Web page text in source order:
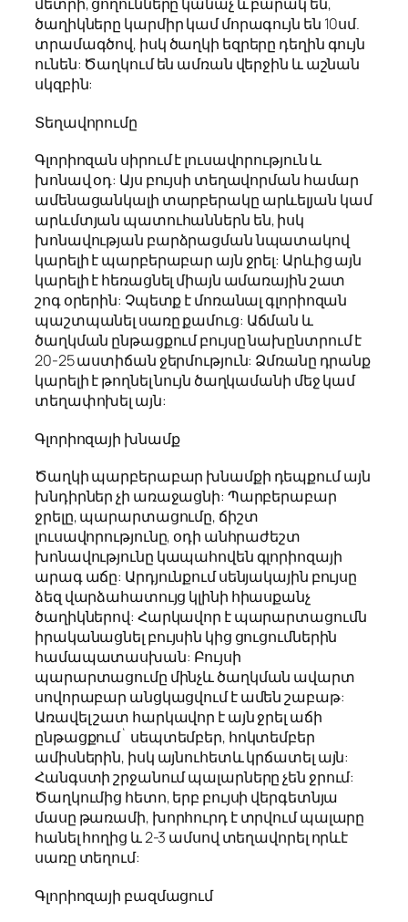
ծաղիկները կարմիր կամ մորագույն են 10սմ.
տրամագծով, իսկ ծաղկի եզրերը դեղին գույն
ունեն: Ծաղկում են ամռան վերջին և աշնան
սկզբին:
Տեղավորումը
Գլորիոզան սիրում է լուսավորություն և
խոնավ օդ: Այս բույսի տեղավորման համար
ամենացանկալի տարբերակը արևելյան կամ
արևմտյան պատուհաններն են, իսկ
խոնավության բարձրացման նպատակով
կարելի է պարբերաբար այն ջրել: Արևից այն
կարելի է հեռացնել միայն ամառային շատ
շոգ օրերին: Չպետք է մոռանալ գլորիոզան
պաշտպանել սառը քամուց: Աճման և
ծաղկման ընթացքում բույսը նախընտրում է
20-25 աստիճան ջերմություն: Ձմռանը դրանք
կարելի է թողնել նույն ծաղկամանի մեջ կամ
տեղափոխել այն:
Գլորիոզայի խնամք
Ծաղկի պարբերաբար խնամքի դեպքում այն
խնդիրներ չի առաջացնի: Պարբերաբար
ջրելը, պարարտացումը, ճիշտ
լուսավորությունը, օդի անհրաժեշտ
խոնավությունը կապահովեն գլորիոզայի
արագ աճը: Արդյունքում սենյակային բույսը
ձեզ վարձահատույց կլինի հիասքանչ
ծաղիկներով: Հարկավոր է պարարտացումն
իրականացնել բույսին կից ցուցումներին
համապատասխան: Բույսի
պարարտացումը մինչև ծաղկման ավարտ
սովորաբար անցկացվում է ամեն շաբաթ:
Առավել շատ հարկավոր է այն ջրել աճի
ընթացքում` սեպտեմբեր, հոկտեմբեր
ամիսներին, իսկ այնուհետև կրճատել այն:
Հանգստի շրջանում պալարները չեն ջրում:
Ծաղկումից հետո, երբ բույսի վերգետնյա
մասը թառամի, խորհուրդ է տրվում պալարը
հանել հողից և 2-3 ամսով տեղավորել որևէ
սառը տեղում:
Գլորիոզայի բազմացում